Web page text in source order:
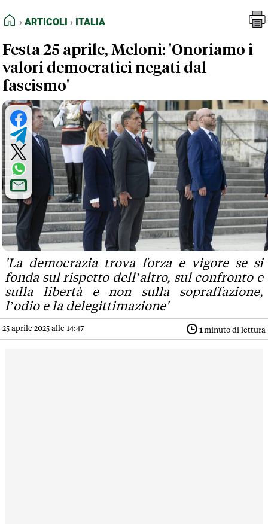
FEED RSS
NORMATIVE DEONTOLOGICHE
TERMINI e CONDIZIONI
HOME
ARTICOLI ITALIA
Festa 25 aprile, Meloni: 'Onoriamo i
valori democratici negati dal
fascismo'
'La democrazia trova forza e vigore se si
fonda sul rispetto dell’altro, sul confronto e
sulla libertà e non sulla sopraffazione,
l’odio e la delegittimazione'
25 aprile 2025 alle 14:47 1minuto di lettura